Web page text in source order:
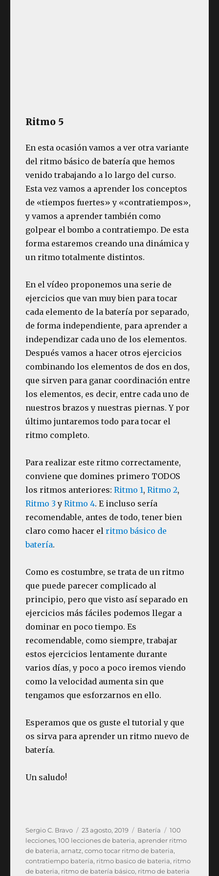
Ritmo 5
En esta ocasión vamos a ver otra variante
del ritmo básico de batería que hemos
venido trabajando a lo largo del curso.
Esta vez vamos a aprender los conceptos
de «tiempos fuertes» y «contratiempos»,
y vamos a aprender también como
golpear el bombo a contratiempo. De esta
forma estaremos creando una dinámica y
un ritmo totalmente distintos.
En el vídeo proponemos una serie de
ejercicios que van muy bien para tocar
cada elemento de la batería por separado,
de forma independiente, para aprender a
independizar cada uno de los elementos.
Después vamos a hacer otros ejercicios
combinando los elementos de dos en dos,
que sirven para ganar coordinación entre
los elementos, es decir, entre cada uno de
nuestros brazos y nuestras piernas. Y por
último juntaremos todo para tocar el
ritmo completo.
Para realizar este ritmo correctamente,
conviene que domines primero TODOS
los ritmos anteriores:Ritmo 1,Ritmo 2,
Ritmo 3 yRitmo 4. E incluso sería
recomendable, antes de todo, tener bien
claro como hacer elritmo básico de
batería.
Como es costumbre, se trata de un ritmo
que puede parecer complicado al
principio, pero que visto así separado en
ejercicios más fáciles podemos llegar a
dominar en poco tiempo. Es
recomendable, como siempre, trabajar
estos ejercicios lentamente durante
varios días, y poco a poco iremos viendo
como la velocidad aumenta sin que
tengamos que esforzarnos en ello.
Esperamos que os guste el tutorial y que
os sirva para aprender un ritmo nuevo de
batería.
Un saludo!
Autor
Sergio C. Bravo
Publicado
el
23 agosto, 2019 Categorías
Batería Etiquetas
100
lecciones,100 lecciones de bateria,aprender ritmo
de bateria,arnatz,como tocar ritmo de bateria,
contratiempo batería, ritmo basico de bateria, ritmo
de bateria, ritmo de batería básico, ritmo de bateria